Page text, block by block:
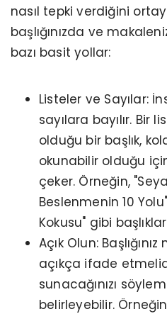
nasıl tepki verdiğini
başlığınızda ve
bazı basit yollar:
Listeler ve Sayılar:
sayılara bayılır. Bir
olduğu bir başlık,
okunabilir olduğu
çeker. Örneğin,
Beslenmenin 10
Kokusu" gibi
Açık Olun:
açıkça ifade
sunacağınızı
belirleyebilir.